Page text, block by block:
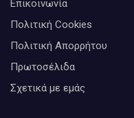
Επικοινωνία
Πολιτική Cookies
Πολιτική Απορρήτου
Πρωτοσέλιδα
Σχετικά με εμάς